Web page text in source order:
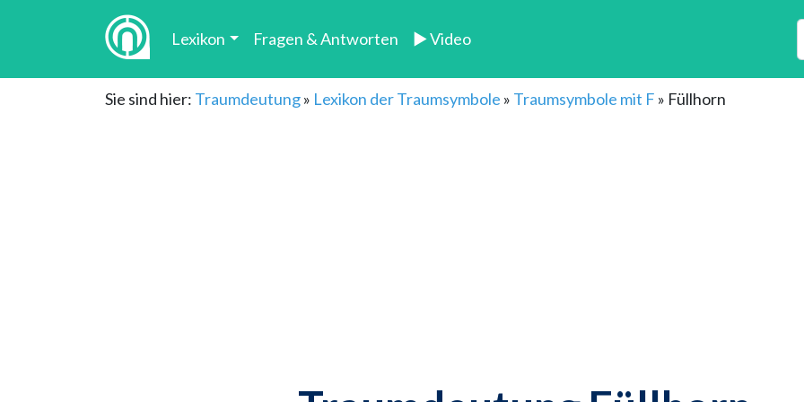
Lexikon Fragen & Antworten ► Video
Sie sind hier: Traumdeutung» Lexikon der Traumsymbole » Traumsymbole mit F » Füllhorn